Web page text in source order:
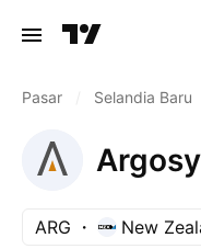
Pasar Selandia Baru
ARG New